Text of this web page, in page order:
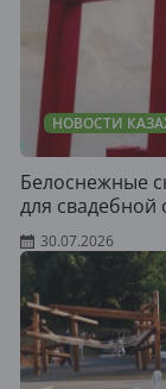
НОВОСТИ
Белоснежные
для свадебной
30.07.2026